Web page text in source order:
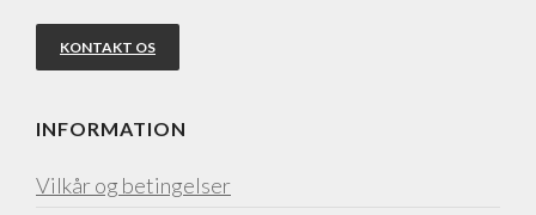
KONTAKT OS
INFORMATION
Vilkår og betingelser